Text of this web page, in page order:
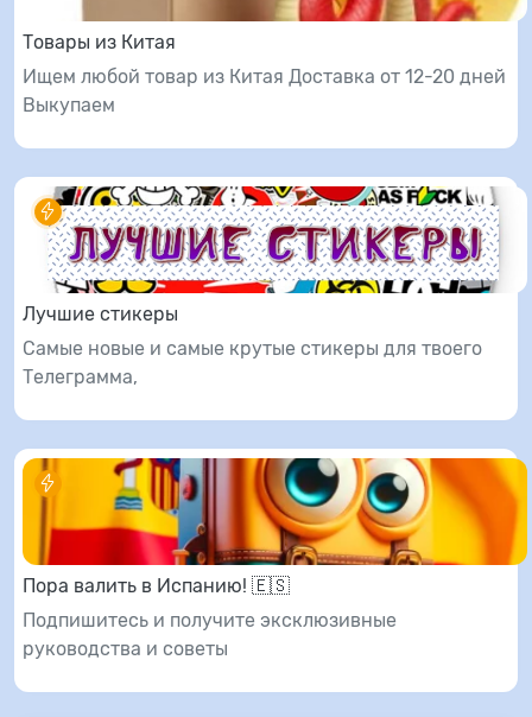
Товары из Китая
Ищем любой товар из Китая Доставка от 12-20 дней
Выкупаем
Лучшие стикеры
Самые новые и самые крутые стикеры для твоего
Телеграмма,
Пора валить в Испанию! 🇪🇸
Подпишитесь и получите эксклюзивные
руководства и советы